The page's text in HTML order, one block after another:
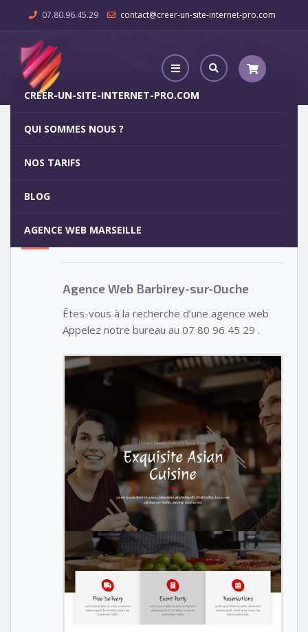
07.80.96.45.29 contact@creer-un-site-internet-pro.com
CREER-UN-SITE-INTERNET-PRO.COM
QUI SOMMES NOUS ?
NOS TARIFS
BLOG
AGENCE WEB MARSEILLE
Agence Web Barbirey-sur-Ouche
5
Votre site internet pour 29€
Agence Web Barbirey-sur-Ouche
Êtes-vous à la recherche d’une agence web
Appelez notre bureau au 07 80 96 45 29 .